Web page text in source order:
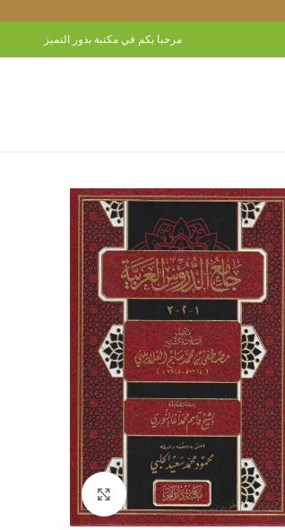
مرحبا بكم في مكتبة بذور التميز
Click to enlarge